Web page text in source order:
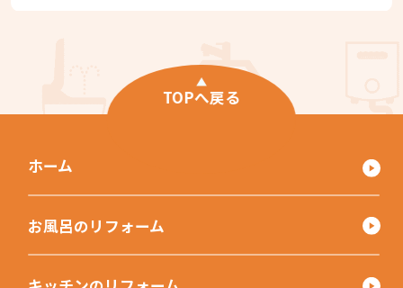
TOPへ戻る
ホーム
お風呂のリフォーム